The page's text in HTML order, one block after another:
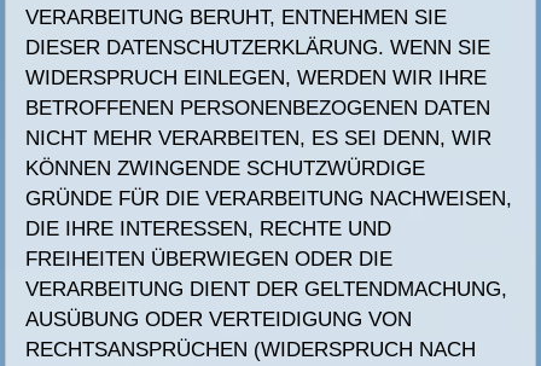
VERARBEITUNG BERUHT, ENTNEHMEN SIE
DIESER DATENSCHUTZERKLÄRUNG. WENN SIE
WIDERSPRUCH EINLEGEN, WERDEN WIR IHRE
BETROFFENEN PERSONENBEZOGENEN DATEN
NICHT MEHR VERARBEITEN, ES SEI DENN, WIR
KÖNNEN ZWINGENDE SCHUTZWÜRDIGE
GRÜNDE FÜR DIE VERARBEITUNG NACHWEISEN,
DIE IHRE INTERESSEN, RECHTE UND
FREIHEITEN ÜBERWIEGEN ODER DIE
VERARBEITUNG DIENT DER GELTENDMACHUNG,
AUSÜBUNG ODER VERTEIDIGUNG VON
RECHTSANSPRÜCHEN (WIDERSPRUCH NACH